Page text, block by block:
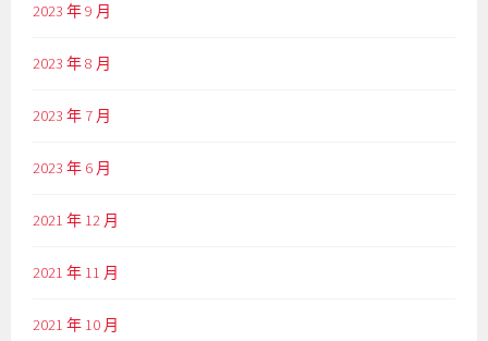
2023 年 9 月
2023 年 8 月
2023 年 7 月
2023 年 6 月
2021 年 12 月
2021 年 11 月
2021 年 10 月